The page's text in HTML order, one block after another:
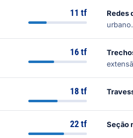
11 tf Redes
urbano.
16 tf
18 tf
22 tf Seção